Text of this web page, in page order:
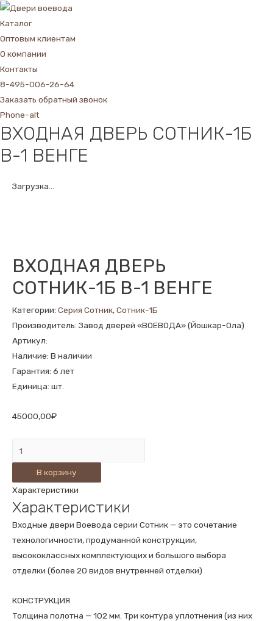
Каталог
Оптовым клиентам
О компании
Контакты
8-495-006-26-64
Заказать обратный звонок
Phone-alt
ВХОДНАЯ ДВЕРЬ СОТНИК-1Б
В-1 ВЕНГЕ
Загрузка...
ВХОДНАЯ ДВЕРЬ
СОТНИК-1Б В-1 ВЕНГЕ
Категории: Серия Сотник,Сотник-1Б
Производитель: Завод дверей «ВОЕВОДА» (Йошкар-Ола)
Артикул:
Наличие: В наличии
Гарантия: 6 лет
Единица: шт.
45000,00₽
ВХОДНАЯ
ДВЕРЬ
СОТНИК-1Б
В-1
ВЕНГЕ
В корзину
Характеристики
Характеристики
Входные двери Воевода серии Сотник — это сочетание
технологичности, продуманной конструкции,
высококлассных комплектующих и большого выбора
отделки (более 20 видов внутренней отделки)
КОНСТРУКЦИЯ
Толщина полотна — 102 мм. Три контура уплотнения (из них